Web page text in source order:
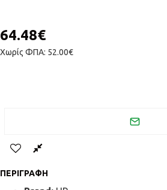
64.48€
Χωρίς ΦΠΑ: 52.00€
ΠΕΡΙΓΡΑΦΉ